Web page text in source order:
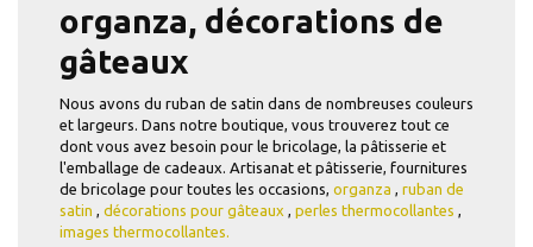
organza, décorations de
gâteaux
Nous avons du ruban de satin dans de nombreuses couleurs
et largeurs. Dans notre boutique, vous trouverez tout ce
dont vous avez besoin pour le bricolage, la pâtisserie et
l'emballage de cadeaux. Artisanat et pâtisserie, fournitures
de bricolage pour toutes les occasions, organza , ruban de
satin , décorations pour gâteaux , perles thermocollantes ,
images thermocollantes.